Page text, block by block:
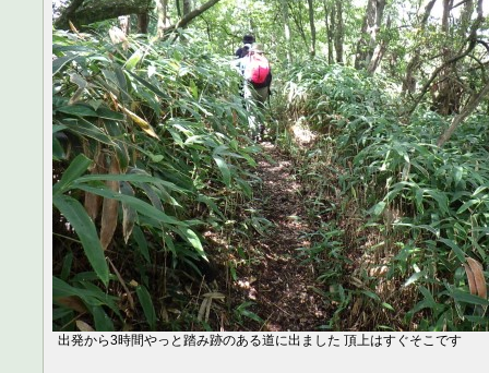
出発から3時間やっと踏み跡のある道に出ました 頂上はすぐそこです